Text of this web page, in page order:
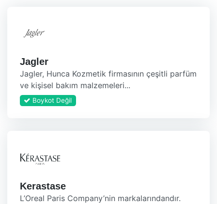
Jagler
Jagler, Hunca Kozmetik firmasının çeşitli parfüm
ve kişisel bakım malzemeleri...
Boykot Değil
Kerastase
L’Oreal Paris Company’nin markalarındandır.